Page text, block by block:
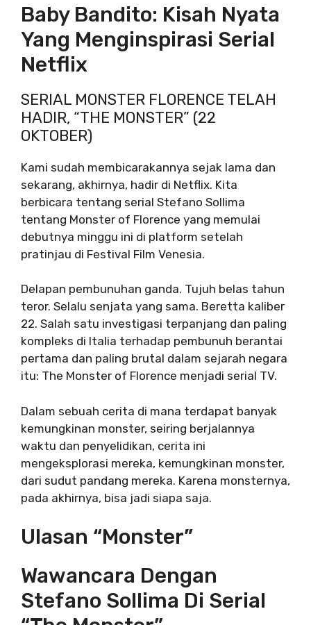
Baby Bandito: Kisah Nyata
Yang Menginspirasi Serial
Netflix
SERIAL MONSTER FLORENCE TELAH
HADIR, “THE MONSTER” (22
OKTOBER)
Kami sudah membicarakannya sejak lama dan
sekarang, akhirnya, hadir di Netflix. Kita
berbicara tentang serial Stefano Sollima
tentang Monster of Florence yang memulai
debutnya minggu ini di platform setelah
pratinjau di Festival Film Venesia.
Delapan pembunuhan ganda. Tujuh belas tahun
teror. Selalu senjata yang sama. Beretta kaliber
22. Salah satu investigasi terpanjang dan paling
kompleks di Italia terhadap pembunuh berantai
pertama dan paling brutal dalam sejarah negara
itu: The Monster of Florence menjadi serial TV.
Dalam sebuah cerita di mana terdapat banyak
kemungkinan monster, seiring berjalannya
waktu dan penyelidikan, cerita ini
mengeksplorasi mereka, kemungkinan monster,
dari sudut pandang mereka. Karena monsternya,
pada akhirnya, bisa jadi siapa saja.
Ulasan “Monster”
Wawancara Dengan
Stefano Sollima Di Serial